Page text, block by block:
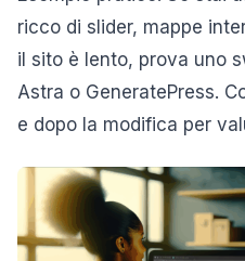
ricco di slider, mappe
il sito è lento, prova uno
Astra o GeneratePress.
e dopo la modifica per